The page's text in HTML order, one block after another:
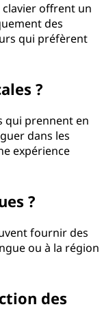
clavier offrent un
des
qui préfèrent
?
qui prennent en
dans les
expérience
?
fournir des
ou à la région
des